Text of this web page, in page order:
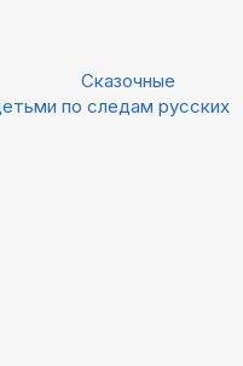
Сказочные
по следам русских